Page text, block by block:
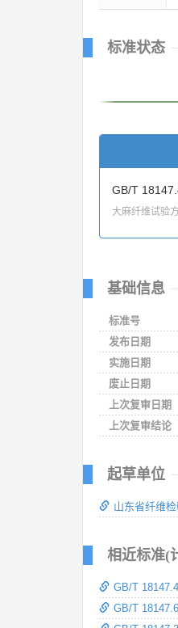
标准状态
GB/T
大麻纤维试验
基础信息
标准号
发布日期
实施日期
废止日期
上次复审日期
上次复审结论
起草单位
山东省纤维
相近标准(
GB/T
GB/T